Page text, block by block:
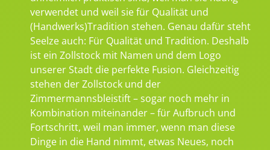
verwendet und weil sie für Qualität und
(Handwerks)Tradition stehen. Genau dafür steht
Seelze auch: Für Qualität und Tradition. Deshalb
ist ein Zollstock mit Namen und dem Logo
unserer Stadt die perfekte Fusion. Gleichzeitig
stehen der Zollstock und der
Zimmermannsbleistift – sogar noch mehr in
Kombination miteinander – für Aufbruch und
Fortschritt, weil man immer, wenn man diese
Dinge in die Hand nimmt, etwas Neues, noch